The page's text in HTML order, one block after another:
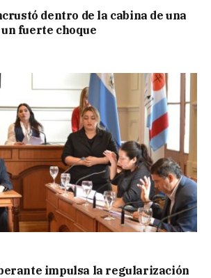
dentro de la cabina de una
fuerte choque
impulsa la regularización